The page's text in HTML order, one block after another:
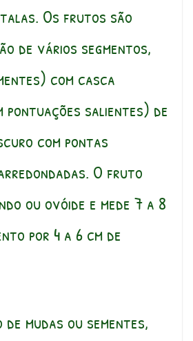
Os frutos são
de vários segmentos,
com casca
pontuações salientes) de
com pontas
O fruto
ou ovóide e mede 7 a 8
por 4 a 6 cm de
mudas ou sementes,